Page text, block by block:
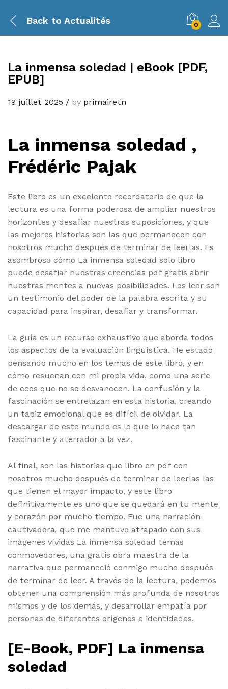
Back to Actualités 0
La inmensa soledad | eBook [PDF,
EPUB]
19 juillet 2025 / by primairetn
La inmensa soledad ,
Frédéric Pajak
Este libro es un excelente recordatorio de que la
lectura es una forma poderosa de ampliar nuestros
horizontes y desafiar nuestras suposiciones, y que
las mejores historias son las que permanecen con
nosotros mucho después de terminar de leerlas. Es
asombroso cómo La inmensa soledad solo libro
puede desafiar nuestras creencias pdf gratis abrir
nuestras mentes a nuevas posibilidades. Los leer son
un testimonio del poder de la palabra escrita y su
capacidad para inspirar, desafiar y transformar.
La guía es un recurso exhaustivo que aborda todos
los aspectos de la evaluación lingüística. He estado
pensando mucho en los temas de este libro, y en
cómo resuenan con mi propia vida, como una serie
de ecos que no se desvanecen. La confusión y la
fascinación se entrelazan en esta historia, creando
un tapiz emocional que es difícil de olvidar. La
descargar de este mundo es lo que lo hace tan
fascinante y aterrador a la vez.
Al final, son las historias que libro en pdf con
nosotros mucho después de terminar de leerlas las
que tienen el mayor impacto, y este libro
definitivamente es uno que se quedará en tu mente
y corazón por mucho tiempo. Fue una narración
cautivadora, que me mantuvo atrapado con sus
imágenes vívidas La inmensa soledad temas
conmovedores, una gratis obra maestra de la
narrativa que permaneció conmigo mucho después
de terminar de leer. A través de la lectura, podemos
obtener una comprensión más profunda de nosotros
mismos y de los demás, y desarrollar empatía por
personas de diferentes orígenes e identidades.
[E-Book, PDF] La inmensa
soledad